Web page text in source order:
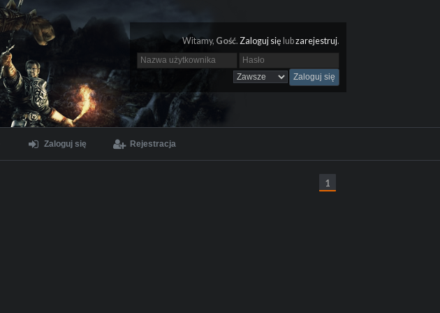
Witamy, Gość. Zaloguj się lubzarejestruj.
Zaloguj się Rejestracja
1